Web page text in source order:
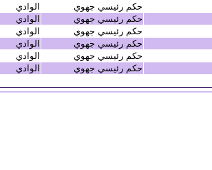
حكم رئيسي جهوي الوادي
حكم رئيسي جهوي الوادي
حكم رئيسي جهوي الوادي
حكم رئيسي جهوي الوادي
حكم رئيسي جهوي الوادي
حكم رئيسي جهوي الوادي